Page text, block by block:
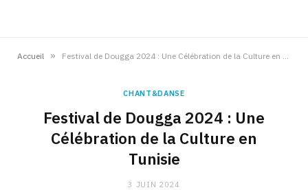
Accueil »
CHANT&DANSE
Festival de Dougga 2024 : Une
Célébration de la Culture en
Tunisie
3 JUIN 2024